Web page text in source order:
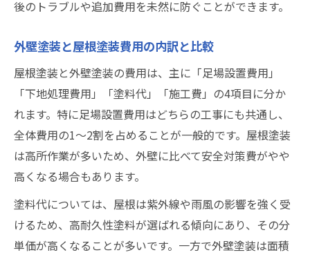
後のトラブルや追加費用を未然に防ぐことができます。
外壁塗装と屋根塗装費用の内訳と比較
屋根塗装と外壁塗装の費用は、主に「足場設置費用」
「下地処理費用」「塗料代」「施工費」の4項目に分か
れます。特に足場設置費用はどちらの工事にも共通し、
全体費用の1〜2割を占めることが一般的です。屋根塗装
は高所作業が多いため、外壁に比べて安全対策費がやや
高くなる場合もあります。
塗料代については、屋根は紫外線や雨風の影響を強く受
けるため、高耐久性塗料が選ばれる傾向にあり、その分
単価が高くなることが多いです。一方で外壁塗装は面積